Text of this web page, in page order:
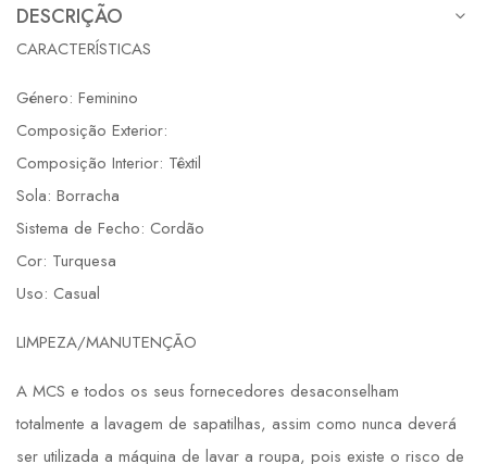
DESCRIÇÃO
CARACTERÍSTICAS
Género: Feminino
Composição Exterior:
Composição Interior: Têxtil
Sola: Borracha
Sistema de Fecho: Cordão
Cor: Turquesa
Uso: Casual
LIMPEZA/MANUTENÇÃO
A MCS e todos os seus fornecedores desaconselham
totalmente a lavagem de sapatilhas, assim como nunca deverá
ser utilizada a máquina de lavar a roupa, pois existe o risco de